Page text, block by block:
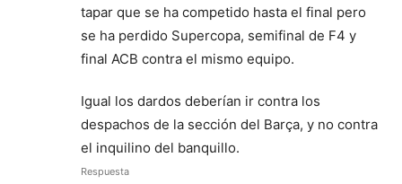
tapar que se ha competido hasta el final pero
se ha perdido Supercopa, semifinal de F4 y
final ACB contra el mismo equipo.
Igual los dardos deberían ir contra los
despachos de la sección del Barça, y no contra
el inquilino del banquillo.
Respuesta